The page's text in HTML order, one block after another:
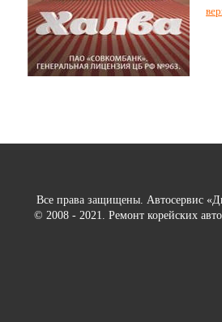
Все права защищены. Автосервис
© 2008 - 2021. Ремонт корейских